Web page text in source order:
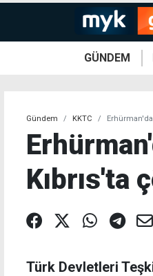
GÜNDEM
Gündem KKTC
Kıbrıs'ta
Türk Devletleri